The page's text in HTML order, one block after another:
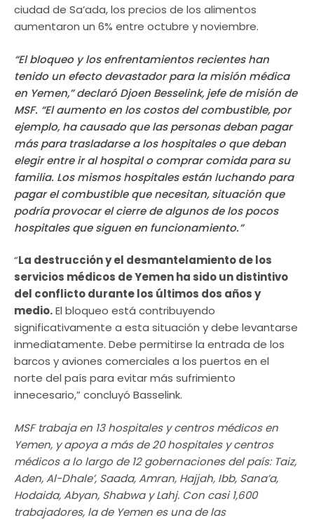
ciudad de Sa’ada, los precios de los alimentos
aumentaron un 6% entre octubre y noviembre.
“El bloqueo y los enfrentamientos recientes han
tenido un efecto devastador para la misión médica
en Yemen,” declaró Djoen Besselink, jefe de misión de
MSF. “El aumento en los costos del combustible, por
ejemplo, ha causado que las personas deban pagar
más para trasladarse a los hospitales o que deban
elegir entre ir al hospital o comprar comida para su
familia. Los mismos hospitales están luchando para
pagar el combustible que necesitan, situación que
podría provocar el cierre de algunos de los pocos
hospitales que siguen en funcionamiento.”
“La destrucción y el desmantelamiento de los
servicios médicos de Yemen ha sido un distintivo
del conflicto durante los últimos dos años y
medio.El bloqueo está contribuyendo
significativamente a esta situación y debe levantarse
inmediatamente. Debe permitirse la entrada de los
barcos y aviones comerciales a los puertos en el
norte del país para evitar más sufrimiento
innecesario,” concluyó Basselink.
MSF trabaja en 13 hospitales y centros médicos en
Yemen, y apoya a más de 20 hospitales y centros
médicos a lo largo de 12 gobernaciones del país: Taiz,
Aden, Al-Dhale’, Saada, Amran, Hajjah, Ibb, Sana’a,
Hodaida, Abyan, Shabwa y Lahj. Con casi 1,600
trabajadores, la de Yemen es una de las